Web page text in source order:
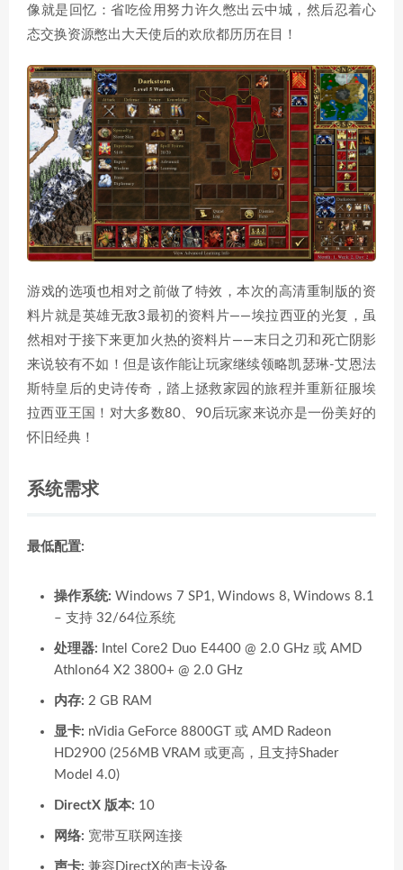
像就是回忆：省吃俭用努力许久憋出云中城，然后忍着心
态交换资源憋出大天使后的欢欣都历历在目！
游戏的选项也相对之前做了特效，本次的高清重制版的资
料片就是英雄无敌3最初的资料片——埃拉西亚的光复，虽
然相对于接下来更加火热的资料片——末日之刃和死亡阴影
来说较有不如！但是该作能让玩家继续领略凯瑟琳-艾恩法
斯特皇后的史诗传奇，踏上拯救家园的旅程并重新征服埃
拉西亚王国！对大多数80、90后玩家来说亦是一份美好的
怀旧经典！
系统需求
最低配置:
操作系统: Windows 7 SP1, Windows 8, Windows 8.1
– 支持 32/64位系统
处理器: Intel Core2 Duo E4400 @ 2.0 GHz 或 AMD
Athlon64 X2 3800+ @ 2.0 GHz
内存: 2 GB RAM
显卡: nVidia GeForce 8800GT 或 AMD Radeon
HD2900 (256MB VRAM 或更高，且支持Shader
Model 4.0)
DirectX 版本: 10
网络: 宽带互联网连接
声卡: 兼容DirectX的声卡设备